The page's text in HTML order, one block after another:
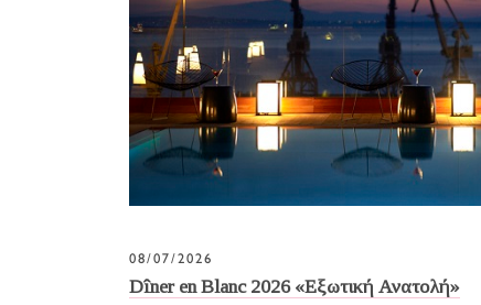
08/07/2026
Dîner en Blanc 2026 «Εξωτική Ανατολή»